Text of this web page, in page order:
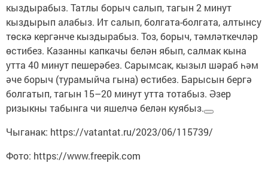
кыздырабыз. Татлы борыч салып, тагын 2 минут
кыздырып алабыз. Ит салып, болгата-болгата, алтынсу
төскә кергәнче кыздырабыз. Тоз, борыч, тәмләткечләр
өстибез. Казанны капкачы белән ябып, салмак кына
утта 40 минут пешерәбез. Сарымсак, кызыл шәраб һәм
әче борыч (турамыйча гына) өстибез. Барысын бергә
болгатып, тагын 15–20 минут утта тотабыз. Әзер
ризыкны табынга чи яшелчә белән куябыз.
Чыганак: https://vatantat.ru/2023/06/115739/
Фото: https://www.freepik.com